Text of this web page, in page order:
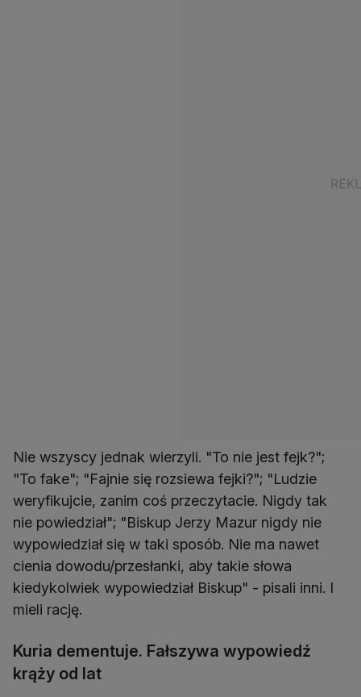
Nie wszyscy jednak wierzyli. "To nie jest fejk?";
"To fake"; "Fajnie się rozsiewa fejki?"; "Ludzie
weryfikujcie, zanim coś przeczytacie. Nigdy tak
nie powiedział"; "Biskup Jerzy Mazur nigdy nie
wypowiedział się w taki sposób. Nie ma nawet
cienia dowodu/przesłanki, aby takie słowa
kiedykolwiek wypowiedział Biskup" - pisali inni. I
mieli rację.
Kuria dementuje. Fałszywa wypowiedź
krąży od lat